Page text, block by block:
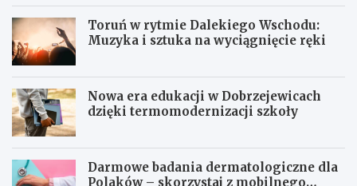
Toruń w rytmie Dalekiego Wschodu:
Muzyka i sztuka na wyciągnięcie ręki
Nowa era edukacji w Dobrzejewicach
dzięki termomodernizacji szkoły
Darmowe badania dermatologiczne dla
Polaków – skorzystaj z mobilnego